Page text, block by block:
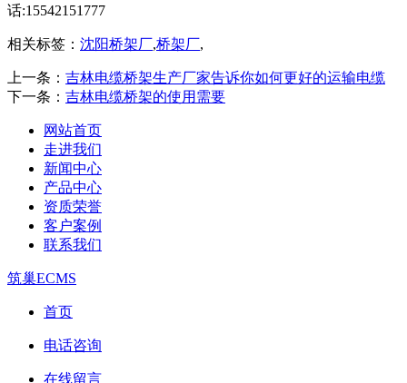
话:15542151777
相关标签： 沈阳桥架厂,桥架厂,
上一条： 吉林电缆桥架生产厂家告诉你如何更好的运输电缆
下一条： 吉林电缆桥架的使用需要
网站首页
走进我们
新闻中心
产品中心
资质荣誉
客户案例
联系我们
筑巢ECMS
首页
电话咨询
在线留言